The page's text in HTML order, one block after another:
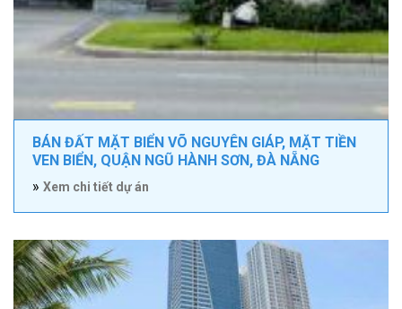
BÁN ĐẤT MẶT BIỂN VÕ NGUYÊN GIÁP, MẶT TIỀN
VEN BIỂN, QUẬN NGŨ HÀNH SƠN, ĐÀ NẴNG
» Xem chi tiết dự án